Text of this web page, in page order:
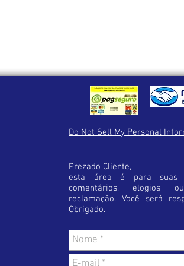
Lembre-se ! Antes de finalizar a sua
estar optando pelo produto certo.
Esta cautela diminuirá a possibilidade de
satisfação em sua compra.
Do Not Sell My Personal
Prezado Cliente,
esta área é para suas
comentários, elogios
reclamação. Você será
Obrigado.